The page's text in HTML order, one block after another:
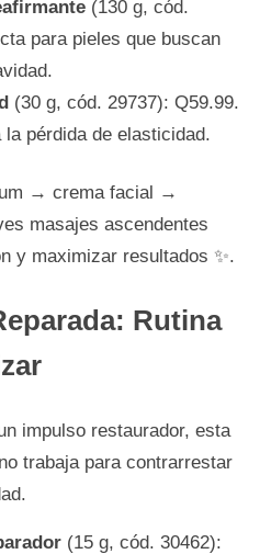
(130 g, cód.
para pieles que buscan
(30 g, cód. 29737): Q59.99.
pérdida de elasticidad.
→ crema facial →
masajes ascendentes
y maximizar resultados ✨.
Rutina
impulso restaurador, esta
trabaja para contrarrestar
(15 g, cód. 30462):